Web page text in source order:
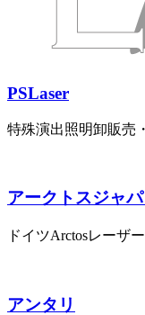
PSLaser
特殊演出照明卸販売
アークトスジャ
ドイツArctosレーザ
アンタリ